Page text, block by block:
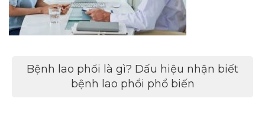
Điều
hướng
Bệnh lao phổi là gì? Dấu hiệu nhận biết
bệnh lao phổi phổ biến